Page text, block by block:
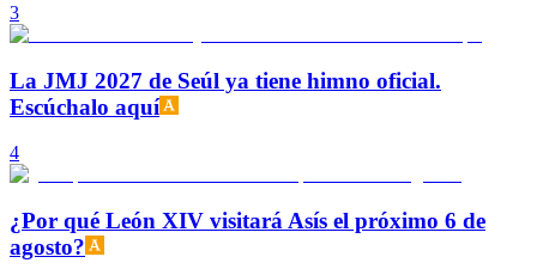
3
La JMJ 2027 de Seúl ya tiene himno oficial.
Escúchalo aquí
4
¿Por qué León XIV visitará Asís el próximo 6 de
agosto?